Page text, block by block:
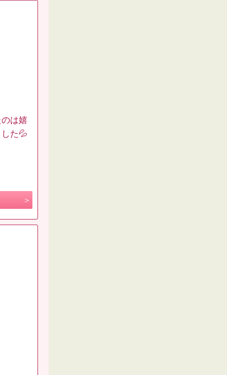
は嬉
た💦